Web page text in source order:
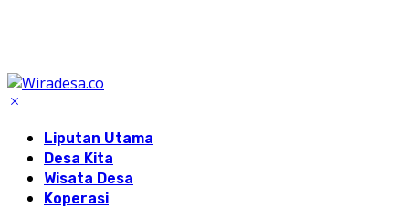
Liputan Utama
Desa Kita
Wisata Desa
Koperasi